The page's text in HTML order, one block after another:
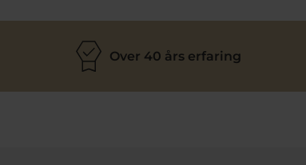
Over 40 års erfaring